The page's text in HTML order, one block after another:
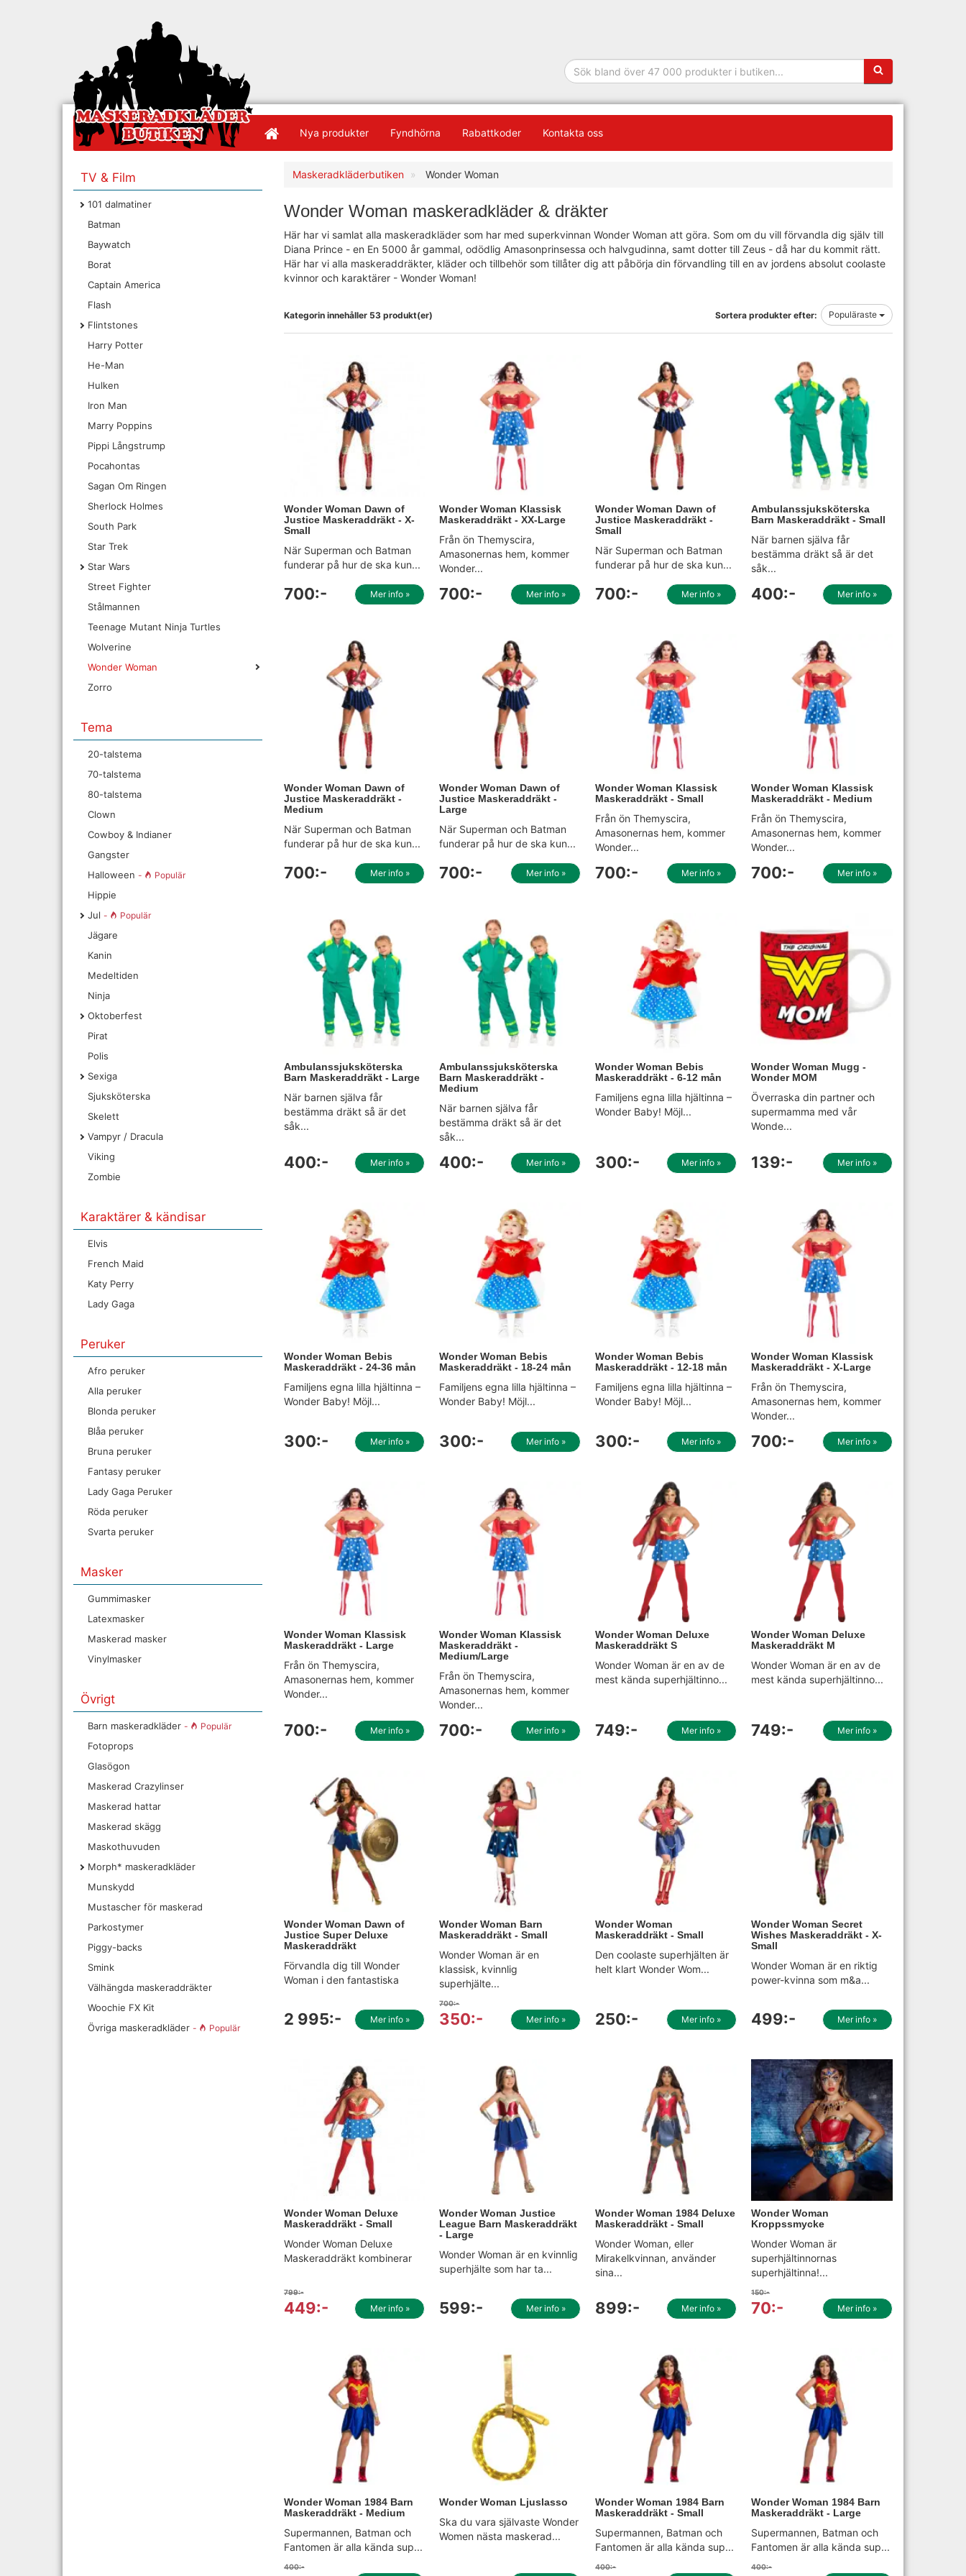
Sökfras:
Nya produkter Fyndhörna Rabattkoder Kontakta oss
TV & Film
101 dalmatiner
Batman
Baywatch
Borat
Captain America
Flash
Flintstones
Harry Potter
He-Man
Hulken
Iron Man
Marry Poppins
Pippi Långstrump
Pocahontas
Sagan Om Ringen
Sherlock Holmes
South Park
Star Trek
Star Wars
Street Fighter
Stålmannen
Teenage Mutant Ninja Turtles
Wolverine
Wonder Woman
Zorro
Tema
20-talstema
70-talstema
80-talstema
Clown
Cowboy & Indianer
Gangster
Halloween - Populär
Hippie
Jul - Populär
Jägare
Kanin
Medeltiden
Ninja
Oktoberfest
Pirat
Polis
Sexiga
Sjuksköterska
Skelett
Vampyr / Dracula
Viking
Zombie
Karaktärer & kändisar
Elvis
French Maid
Katy Perry
Lady Gaga
Peruker
Afro peruker
Alla peruker
Blonda peruker
Blåa peruker
Bruna peruker
Fantasy peruker
Lady Gaga Peruker
Röda peruker
Svarta peruker
Masker
Gummimasker
Latexmasker
Maskerad masker
Vinylmasker
Övrigt
Barn maskeradkläder - Populär
Fotoprops
Glasögon
Maskerad Crazylinser
Maskerad hattar
Maskerad skägg
Maskothuvuden
Morph* maskeradkläder
Munskydd
Mustascher för maskerad
Parkostymer
Piggy-backs
Smink
Välhängda maskeraddräkter
Woochie FX Kit
Övriga maskeradkläder - Populär
Maskeradkläderbutiken Wonder Woman
Wonder Woman maskeradkläder & dräkter
Här har vi samlat alla maskeradkläder som har med superkvinnan Wonder Woman att göra. Som om du vill förvandla dig själv till
Diana Prince - en En 5000 år gammal, odödlig Amasonprinsessa och halvgudinna, samt dotter till Zeus - då har du kommit rätt.
Här har vi alla maskeraddräkter, kläder och tillbehör som tillåter dig att påbörja din förvandling till en av jordens absolut coolaste
kvinnor och karaktärer - Wonder Woman!
Kategorin innehåller 53 produkt(er) Sortera produkter efter: Populäraste
Wonder Woman Dawn of
Justice Maskeraddräkt - X-
Small
När Superman och Batman
funderar på hur de ska kun...
700:- Mer info »
Wonder Woman Klassisk
Maskeraddräkt - XX-Large
Från ön Themyscira,
Amasonernas hem, kommer
Wonder...
700:- Mer info »
Wonder Woman Dawn of
Justice Maskeraddräkt -
Small
När Superman och Batman
funderar på hur de ska kun...
700:- Mer info »
Ambulanssjuksköterska
Barn Maskeraddräkt - Small
När barnen själva får
bestämma dräkt så är det
såk...
400:- Mer info »
Wonder Woman Dawn of
Justice Maskeraddräkt -
Medium
När Superman och Batman
funderar på hur de ska kun...
700:- Mer info »
Wonder Woman Dawn of
Justice Maskeraddräkt -
Large
När Superman och Batman
funderar på hur de ska kun...
700:- Mer info »
Wonder Woman Klassisk
Maskeraddräkt - Small
Från ön Themyscira,
Amasonernas hem, kommer
Wonder...
700:- Mer info »
Wonder Woman Klassisk
Maskeraddräkt - Medium
Från ön Themyscira,
Amasonernas hem, kommer
Wonder...
700:- Mer info »
Ambulanssjuksköterska
Barn Maskeraddräkt - Large
När barnen själva får
bestämma dräkt så är det
såk...
400:- Mer info »
Ambulanssjuksköterska
Barn Maskeraddräkt -
Medium
När barnen själva får
bestämma dräkt så är det
såk...
400:- Mer info »
Wonder Woman Bebis
Maskeraddräkt - 6-12 mån
Familjens egna lilla hjältinna –
Wonder Baby! Möjl...
300:- Mer info »
Wonder Woman Mugg -
Wonder MOM
Överraska din partner och
supermamma med vår
Wonde...
139:- Mer info »
Wonder Woman Bebis
Maskeraddräkt - 24-36 mån
Familjens egna lilla hjältinna –
Wonder Baby! Möjl...
300:- Mer info »
Wonder Woman Bebis
Maskeraddräkt - 18-24 mån
Familjens egna lilla hjältinna –
Wonder Baby! Möjl...
300:- Mer info »
Wonder Woman Bebis
Maskeraddräkt - 12-18 mån
Familjens egna lilla hjältinna –
Wonder Baby! Möjl...
300:- Mer info »
Wonder Woman Klassisk
Maskeraddräkt - X-Large
Från ön Themyscira,
Amasonernas hem, kommer
Wonder...
700:- Mer info »
Wonder Woman Klassisk
Maskeraddräkt - Large
Från ön Themyscira,
Amasonernas hem, kommer
Wonder...
700:- Mer info »
Wonder Woman Klassisk
Maskeraddräkt -
Medium/Large
Från ön Themyscira,
Amasonernas hem, kommer
Wonder...
700:- Mer info »
Wonder Woman Deluxe
Maskeraddräkt S
Wonder Woman är en av de
mest kända superhjältinno...
749:- Mer info »
Wonder Woman Deluxe
Maskeraddräkt M
Wonder Woman är en av de
mest kända superhjältinno...
749:- Mer info »
Wonder Woman Dawn of
Justice Super Deluxe
Maskeraddräkt
Förvandla dig till Wonder
Woman i den fantastiska
2 995:- Mer info »
Wonder Woman Barn
Maskeraddräkt - Small
Wonder Woman är en
klassisk, kvinnlig
superhjälte...
700:-
350:- Mer info »
Wonder Woman
Maskeraddräkt - Small
Den coolaste superhjälten är
helt klart Wonder Wom...
250:- Mer info »
Wonder Woman Secret
Wishes Maskeraddräkt - X-
Small
Wonder Woman är en riktig
power-kvinna som m&a...
499:- Mer info »
Wonder Woman Deluxe
Maskeraddräkt - Small
Wonder Woman Deluxe
Maskeraddräkt kombinerar
799:-
449:- Mer info »
Wonder Woman Justice
League Barn Maskeraddräkt
- Large
Wonder Woman är en kvinnlig
superhjälte som har ta...
599:- Mer info »
Wonder Woman 1984 Deluxe
Maskeraddräkt - Small
Wonder Woman, eller
Mirakelkvinnan, använder
sina...
899:- Mer info »
Wonder Woman
Kroppssmycke
Wonder Woman är
superhjältinnornas
superhjältinna!...
150:-
70:- Mer info »
Wonder Woman 1984 Barn
Maskeraddräkt - Medium
Supermannen, Batman och
Fantomen är alla kända sup...
400:-
Wonder Woman Ljuslasso
Ska du vara självaste Wonder
Women nästa maskerad...
Wonder Woman 1984 Barn
Maskeraddräkt - Small
Supermannen, Batman och
Fantomen är alla kända sup...
400:-
Wonder Woman 1984 Barn
Maskeraddräkt - Large
Supermannen, Batman och
Fantomen är alla kända sup...
400:-